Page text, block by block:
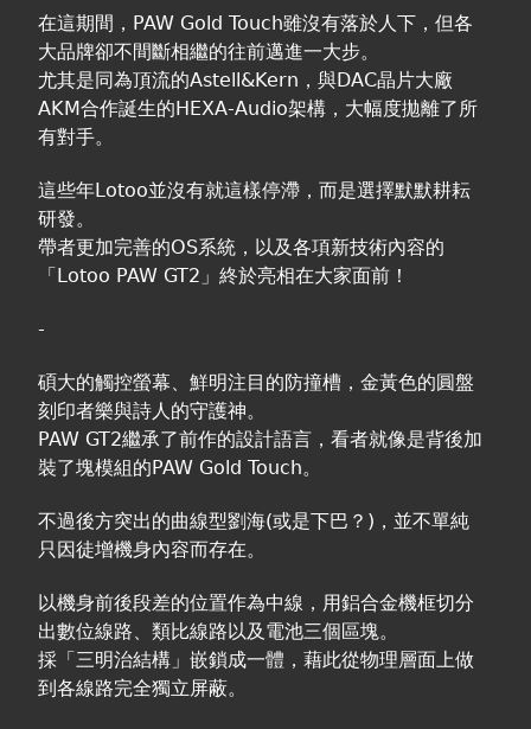
在這期間，PAW Gold Touch雖沒有落於人下，但各
大品牌卻不間斷相繼的往前邁進一大步。
尤其是同為頂流的Astell&Kern，與DAC晶片大廠
AKM合作誕生的HEXA-Audio架構，大幅度拋離了所
有對手。
這些年Lotoo並沒有就這樣停滯，而是選擇默默耕耘
研發。
帶者更加完善的OS系統，以及各項新技術內容的
「Lotoo PAW GT2」終於亮相在大家面前！
-
碩大的觸控螢幕、鮮明注目的防撞槽，金黃色的圓盤
刻印者樂與詩人的守護神。
PAW GT2繼承了前作的設計語言，看者就像是背後加
裝了塊模組的PAW Gold Touch。
不過後方突出的曲線型劉海(或是下巴？)，並不單純
只因徒增機身內容而存在。
以機身前後段差的位置作為中線，用鋁合金機框切分
出數位線路、類比線路以及電池三個區塊。
採「三明治結構」嵌鎖成一體，藉此從物理層面上做
到各線路完全獨立屏蔽。